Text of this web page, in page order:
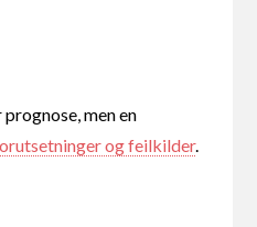
men en
og feilkilder.